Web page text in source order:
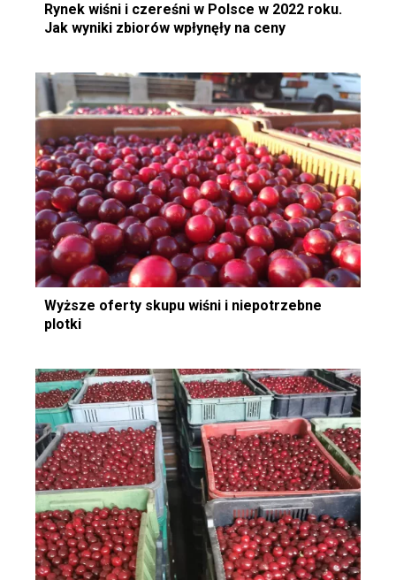
Rynek wiśni i czereśni w Polsce w 2022 roku.
Jak wyniki zbiorów wpłynęły na ceny
Wyższe oferty skupu wiśni i niepotrzebne
plotki